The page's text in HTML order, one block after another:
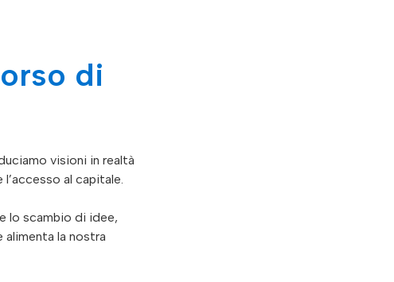
di
visioni in realtà
al capitale.
lo scambio di idee,
la nostra